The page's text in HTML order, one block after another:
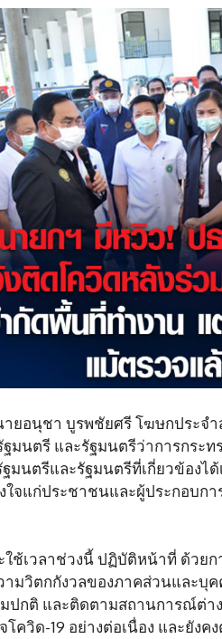
ยอนุชา บูรพชัยศรี โฆษกประจ
มนตรี และรัฐมนตรีว่าการกระ
มนตรีและรัฐมนตรีที่เกี่ยวข้องไ
ใจแก่ประชาชนและผู้ประกอบก
ใช้เวลาช่วงนี้ ปฏิบัติหน้าที่ ด้วย
ามวิตกกังวลของภาคส่วนและบุ
ปกติ และติดตามสถานการณ์ต่า
ควิด-19 อย่างต่อเนื่อง และยัง